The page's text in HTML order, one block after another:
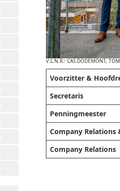
V.L.N.R.: CAS DODEMONT,
Voorzitter &
Secretaris
Penningmeester
Company Relations
Company Relations